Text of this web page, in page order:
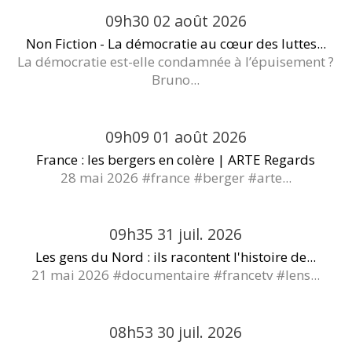
09h30 02 août 2026
Non Fiction - La démocratie au cœur des luttes...
La démocratie est-elle condamnée à l’épuisement ?
Bruno...
09h09 01 août 2026
France : les bergers en colère | ARTE Regards
28 mai 2026 #france #berger #arte...
09h35 31 juil. 2026
Les gens du Nord : ils racontent l'histoire de...
21 mai 2026 #documentaire #francetv #lens...
08h53 30 juil. 2026